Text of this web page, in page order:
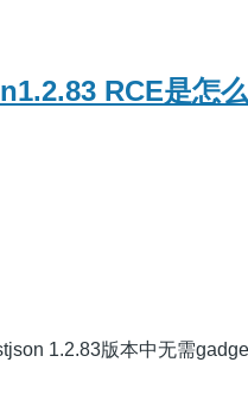
RCE是怎
1.2.83版本中无需